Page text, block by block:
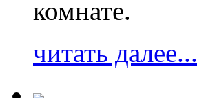
комнате.
читать далее...